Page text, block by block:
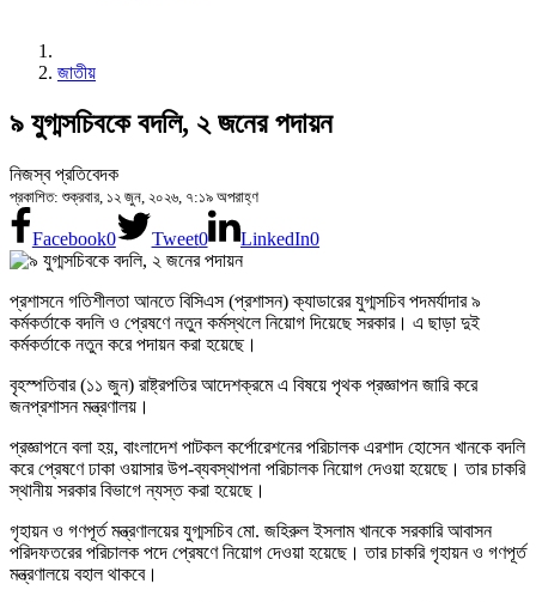
জাতীয়
৯ যুগ্মসচিবকে বদলি, ২ জনের পদায়ন
নিজস্ব প্রতিবেদক
প্রকাশিত: শুক্রবার, ১২ জুন, ২০২৬, ৭:১৯ অপরাহ্ণ
Facebook0 Tweet0 LinkedIn0
প্রশাসনে গতিশীলতা আনতে বিসিএস (প্রশাসন) ক্যাডারের যুগ্মসচিব পদমর্যাদার ৯
কর্মকর্তাকে বদলি ও প্রেষণে নতুন কর্মস্থলে নিয়োগ দিয়েছে সরকার। এ ছাড়া দুই
কর্মকর্তাকে নতুন করে পদায়ন করা হয়েছে।
বৃহস্পতিবার (১১ জুন) রাষ্ট্রপতির আদেশক্রমে এ বিষয়ে পৃথক প্রজ্ঞাপন জারি করে
জনপ্রশাসন মন্ত্রণালয়।
প্রজ্ঞাপনে বলা হয়, বাংলাদেশ পাটকল কর্পোরেশনের পরিচালক এরশাদ হোসেন খানকে বদলি
করে প্রেষণে ঢাকা ওয়াসার উপ-ব্যবস্থাপনা পরিচালক নিয়োগ দেওয়া হয়েছে। তার চাকরি
স্থানীয় সরকার বিভাগে ন্যস্ত করা হয়েছে।
গৃহায়ন ও গণপূর্ত মন্ত্রণালয়ের যুগ্মসচিব মো. জহিরুল ইসলাম খানকে সরকারি আবাসন
পরিদফতরের পরিচালক পদে প্রেষণে নিয়োগ দেওয়া হয়েছে। তার চাকরি গৃহায়ন ও গণপূর্ত
মন্ত্রণালয়ে বহাল থাকবে।